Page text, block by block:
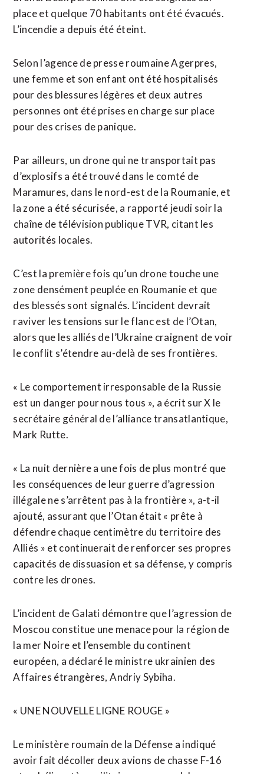
place et quelque 70 habitants ont été évacués.
L’incendie a depuis été éteint.
Selon l’agence de presse roumaine Agerpres,
une femme et son enfant ont été hospitalisés
pour des blessures légères et deux autres
personnes ont été prises en charge sur place
pour des crises de panique.
Par ailleurs, un drone qui ne transportait pas
d’explosifs a été trouvé dans le comté de
Maramures, dans le nord-est de la Roumanie, et
la zone a été sécurisée, a rapporté jeudi soir la
⁠chaîne de télévision publique TVR, citant les
autorités locales.
C’est la première fois qu’un drone touche une
zone densément peuplée en Roumanie et que
des blessés sont signalés. L’incident devrait
raviver les tensions sur le flanc est de l’Otan,
alors que ⁠les alliés de l’Ukraine craignent de voir
le conflit s’étendre au-delà de ses frontières.
« Le comportement irresponsable de la Russie
est un danger pour nous tous », a écrit sur X le
secrétaire général de l’alliance transatlantique,
Mark Rutte.
« La nuit dernière a une fois de plus montré que
les conséquences de leur guerre d’agression
illégale ne s’arrêtent pas à la frontière », a-t-il
ajouté, assurant que l’Otan était « prête à
défendre chaque centimètre du territoire des
Alliés » et continuerait de renforcer ses propres
capacités de dissuasion et sa défense, y compris
contre les drones.
L’incident de Galati démontre que l’agression de
Moscou constitue une menace pour la région de
la mer Noire et l’ensemble du continent
européen, a déclaré le ministre ukrainien des
Affaires étrangères, ⁠Andriy Sybiha.
« UNE NOUVELLE ‌LIGNE ROUGE »
Le ministère roumain de la Défense a indiqué
avoir fait décoller deux avions de chasse F-16